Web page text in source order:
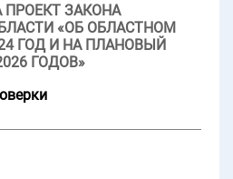
ЗАКОНА
«ОБ ОБЛАСТНОМ
ГОД И НА ПЛАНОВЫЙ
ГОДОВ»